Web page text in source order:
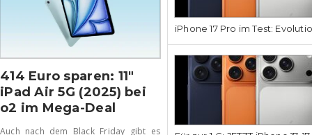
414 Euro sparen: 11″
iPad Air 5G (2025) bei
o2 im Mega-Deal
Auch nach dem Black Friday gibt es
iPhone 17 Pro im Test: